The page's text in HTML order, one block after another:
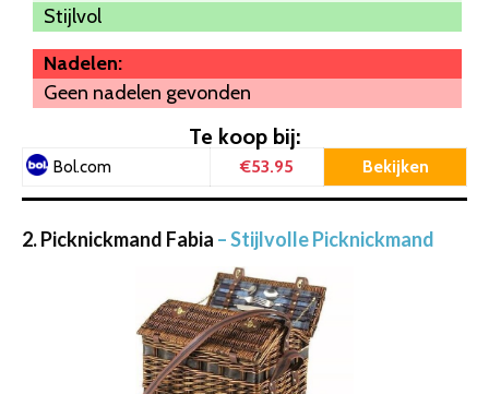
Stijlvol
Nadelen:
Geen nadelen gevonden
Te koop bij:
Bol.com €53.95 Bekijken
2. Picknickmand Fabia – Stijlvolle Picknickmand